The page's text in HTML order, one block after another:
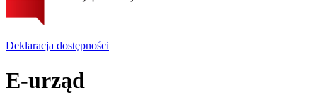
Deklaracja dostępności
E-urząd